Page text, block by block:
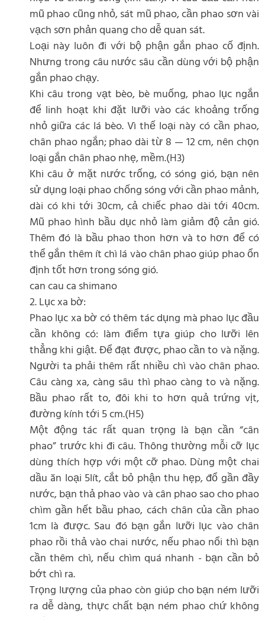
mũ phao cũng nhỏ, sát mũ phao, cần phao sơn vài
vạch sơn phản quang cho dễ quan sát.
Loại này luôn đi với bộ phận gắn phao cố định.
Nhưng trong câu nước sâu cần dùng với bộ phận
gắn phao chạy.
Khi câu trong vạt bèo, bè muống, phao lục ngắn
để linh hoạt khi đặt lưỡi vào các khoảng trống
nhỏ giữa các lá bèo. Vì thế loại này có cần phao,
chân phao ngắn; phao dài từ 8 — 12 cm, nên chọn
loại gắn chân phao nhẹ, mềm.(H3)
Khi câu ở mặt nước trống, có sóng gió, bạn nên
sử dụng loại phao chống sóng với cần phao mảnh,
dài có khi tới 30cm, cả chiếc phao dài tới 40cm.
Mũ phao hình bầu dục nhỏ làm giảm độ cản gió.
Thêm đó là bầu phao thon hơn và to hơn để có
thể gắn thêm ít chì lá vào chân phao giúp phao ổn
định tốt hơn trong sóng gió.
can cau ca shimano
2. Lục xa bờ:
Phao lục xa bờ có thêm tác dụng mà phao lục đầu
cần không có: làm điểm tựa giúp cho lưỡi lên
thẳng khi giật. Để đạt được, phao cần to và nặng.
Người ta phải thêm rất nhiều chì vào chân phao.
Câu càng xa, càng sâu thì phao càng to và nặng.
Bầu phao rất to, đôi khi to hơn quả trứng vịt,
đường kính tới 5 cm.(H5)
Một động tác rất quan trọng là bạn cần “cân
phao” trước khi đi câu. Thông thường mỗi cỡ lục
dùng thích hợp với một cỡ phao. Dùng một chai
dầu ăn loại 5lít, cắt bỏ phận thu hẹp, đổ gần đầy
nước, bạn thả phao vào và cân phao sao cho phao
chìm gần hết bầu phao, cách chân của cần phao
1cm là được. Sau đó bạn gắn lưỡi lục vào chân
phao rồi thả vào chai nước, nếu phao nổi thì bạn
cần thêm chì, nếu chìm quá nhanh - bạn cần bỏ
bớt chì ra.
Trọng lượng của phao còn giúp cho bạn ném lưỡi
ra dễ dàng, thực chất bạn ném phao chứ không